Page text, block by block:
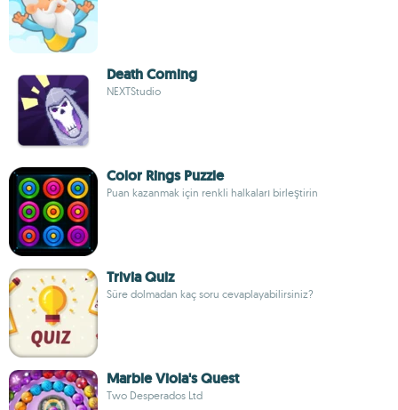
Death Coming
NEXTStudio
Color Rings Puzzle
Puan kazanmak için renkli halkaları birleştirin
Trivia Quiz
Süre dolmadan kaç soru cevaplayabilirsiniz?
Marble Viola's Quest
Two Desperados Ltd